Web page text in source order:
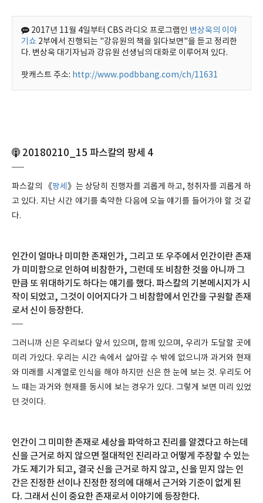
2017년 11월 4일부터 CBS 라디오 프로그램인 변상욱의 이야
기쇼 2부에서 진행되는 "강유원의 책을 읽다보면"을 듣고 정리한
다. 변상욱 대기자님과 강유원 선생님의 대화로 이루어져 있다.
팟캐스트 주소: http://www.podbbang.com/ch/11631
20180210_15 파스칼의 팡세 4
파스칼의 《팡세 》는 상당히 진행자를 괴롭게 하고, 청취자를 괴롭게 하
고 있다. 지난 시간 얘기를 축약한 다음에 오늘 얘기를 들어가야 할 것 같
다.
인간이 얼마나 미미한 존재인가, 그리고 또 우주에서 인간이란 존재
가 미미함으로 인하여 비참한가, 그런데 또 비참한 것을 아니까 그
만큼 또 위대하기도 하다는 얘기를 했다. 파스칼의 기본메시지가 시
작이 되었고, 그것이 이어지다가 그 비참함에서 인간을 구원할 존재
로서 신이 등장한다.
그러니까 신은 우리보다 앞서 있으며, 함께 있으며, 우리가 도달할 곳에
미리 가있다. 우리는 시간 속에서 살아갈 수 밖에 없으니까 과거와 현재
와 미래를 시계열로 인식을 해야 하지만 신은 한 눈에 보는 것. 우리도 어
느 때는 과거와 현재를 동시에 보는 경우가 있다. 그렇게 보면 미리 있었
던 것이다.
인간이 그 미미한 존재로 세상을 파악하고 진리를 알겠다고 하는데
신을 근거로 하지 않으면 절대적인 진리라고 어떻게 주장할 수 있는
가도 제기가 되고, 결국 신을 근거로 하지 않고, 신을 믿지 않는 인
간은 진정한 선이나 진정한 정의에 대해서 근거와 기준이 없게 된
다. 그래서 신이 중요한 존재로서 이야기에 등장한다.